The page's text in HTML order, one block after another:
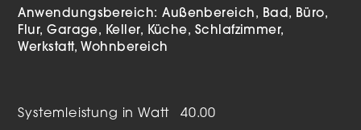
Anwendungsbereich:Außenbereich Bad
Büro
Flur Garage Keller Küche
Schlafzimmer
Werkstatt
Wohnbereich
Systemleistung in Watt 40.00